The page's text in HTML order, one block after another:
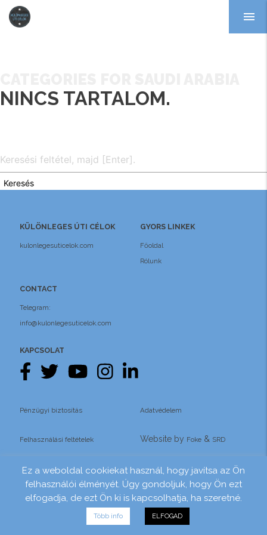
menu
NINCS TARTALOM.
Keresés
KÜLÖNLEGES ÚTI CÉLOK
kulonlegesuticelok.com
GYORS LINKEK
Főoldal
Rólunk
CONTACT
Telegram:
info@kulonlegesuticelok.com
KAPCSOLAT
Pénzügyi biztosítás Adatvédelem
Felhasználási feltételek Website by Foke& SRD
Ez a weboldal cookiekat használ, hogy javítsa az Ön
felhasználói élményét. Úgy gondoljuk, hogy Ön ezt
elfogadja, de ezt Ön ki is kapcsolhatja, ha szeretné.
Több info ELFOGAD